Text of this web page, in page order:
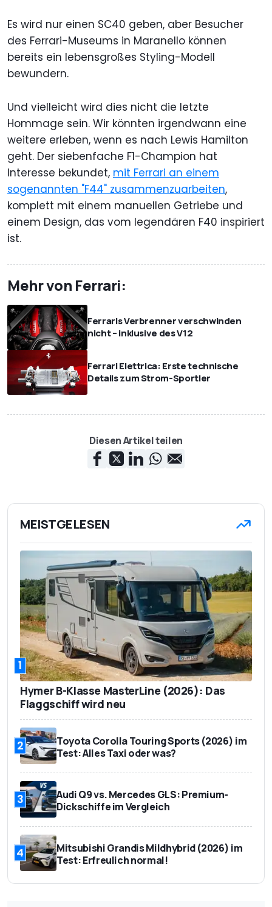
Es wird nur einen SC40 geben, aber Besucher
des Ferrari-Museums in Maranello können
bereits ein lebensgroßes Styling-Modell
bewundern.
Und vielleicht wird dies nicht die letzte
Hommage sein. Wir könnten irgendwann eine
weitere erleben, wenn es nach Lewis Hamilton
geht. Der siebenfache F1-Champion hat
Interesse bekundet, mit Ferrari an einem
sogenannten "F44" zusammenzuarbeiten,
komplett mit einem manuellen Getriebe und
einem Design, das vom legendären F40 inspiriert
ist.
Mehr von Ferrari:
Ferraris Verbrenner verschwinden
nicht – inklusive des V12
Ferrari Elettrica: Erste technische
Details zum Strom-Sportler
Diesen Artikel teilen
MEISTGELESEN
1
Hymer B-Klasse MasterLine (2026): Das
Flaggschiff wird neu
2
Toyota Corolla Touring Sports (2026) im
Test: Alles Taxi oder was?
3
Audi Q9 vs. Mercedes GLS: Premium-
Dickschiffe im Vergleich
4
Mitsubishi Grandis Mildhybrid (2026) im
Test: Erfreulich normal!